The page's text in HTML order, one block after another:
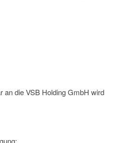
an die VSB Holding GmbH wird